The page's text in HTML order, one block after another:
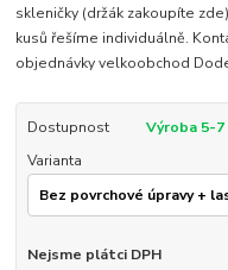
skleničky (držák zakoupíte
kusů řešíme individuálně.
objednávky velkoobchod
Dostupnost
Výroba 5-7
Varianta
Nejsme plátci DPH